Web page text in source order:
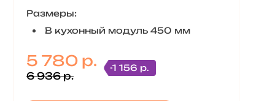
Размеры:
В кухонный модуль 450 мм
5 780 р.
6 936 р.
-1 156 р.